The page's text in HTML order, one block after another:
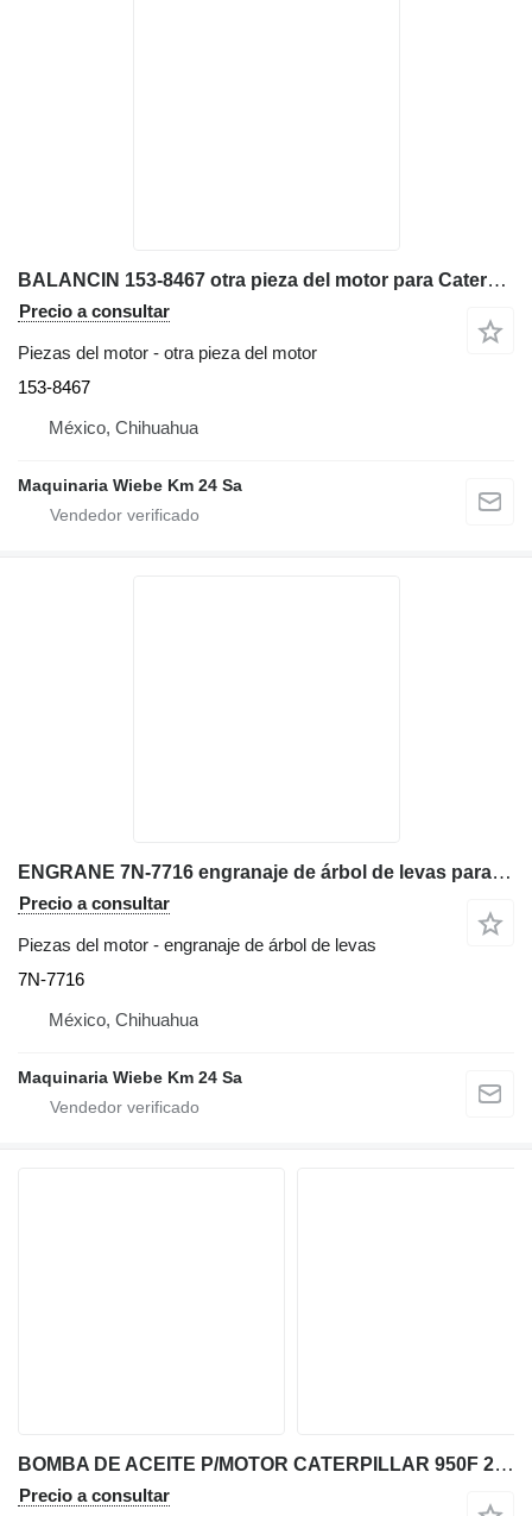
BALANCIN 153-8467 otra pieza del motor para Caterpillar 962G cargadora de ruedas
Precio a consultar
Piezas del motor - otra pieza del motor
153-8467
México, Chihuahua
Maquinaria Wiebe Km 24 Sa
ENGRANE 7N-7716 engranaje de árbol de levas para Caterpillar 3508 excavadora
Precio a consultar
Piezas del motor - engranaje de árbol de levas
7N-7716
México, Chihuahua
Maquinaria Wiebe Km 24 Sa
BOMBA DE ACEITE P/MOTOR CATERPILLAR 950F 2W-8625 para Caterpillar 950F cargadora de ruedas
Precio a consultar